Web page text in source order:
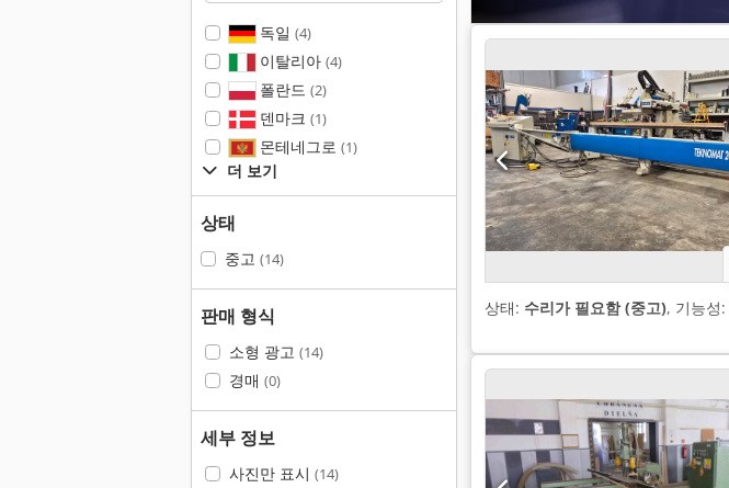
독일 (4)
이탈리아 (4)
폴란드 (2)
덴마크 (1)
몬테네그로 (1)
더 보기
상태
중고 (14)
판매 형식
소형 광고 (14)
경매 (0)
세부 정보
사진만 표시 (14)
상태: 수리가 필요함 (중고), 기능성: